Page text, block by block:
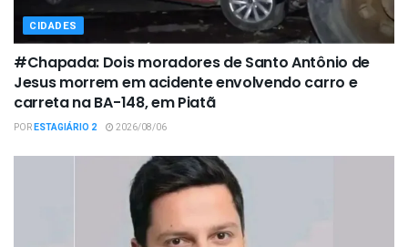
CIDADES
#Chapada: Dois moradores de Santo Antônio de
Jesus morrem em acidente envolvendo carro e
carreta na BA-148, em Piatã
PORESTAGIÁRIO 2 2026/08/06